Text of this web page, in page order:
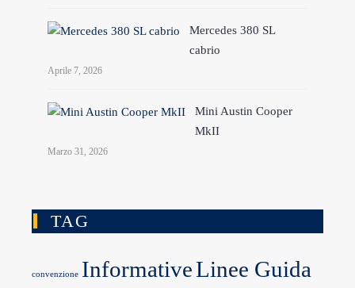
Mercedes 380 SL
cabrio
Aprile 7, 2026
Mini Austin Cooper
MkII
Marzo 31, 2026
TAG
convenzione InformativeLinee Guida